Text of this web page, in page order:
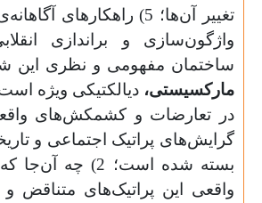
تغییر آن‌ها؛ 5) راهکارهای
ساختمان مفهومی و نظری این
مارکسیستی،
در تعارضات و کشمکش‌های
گرایش‌های پراتیک اجتماعی و
بسته شده است؛ 2)
واقعی این پراتیک‌های متناقض